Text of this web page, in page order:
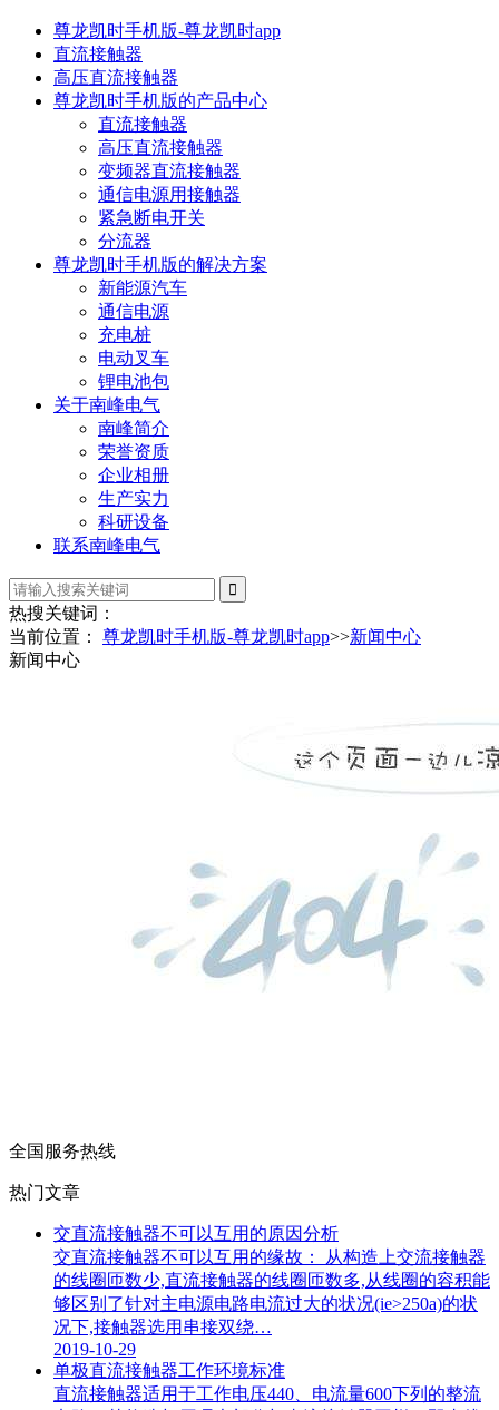
尊龙凯时手机版-尊龙凯时app
直流接触器
高压直流接触器
尊龙凯时手机版的产品中心
直流接触器
高压直流接触器
变频器直流接触器
通信电源用接触器
紧急断电开关
分流器
尊龙凯时手机版的解决方案
新能源汽车
通信电源
充电桩
电动叉车
锂电池包
关于南峰电气
南峰简介
荣誉资质
企业相册
生产实力
科研设备
联系南峰电气
热搜关键词：
当前位置：
尊龙凯时手机版-尊龙凯时app>>新闻中心
新闻中心
全国服务热线
热门文章
交直流接触器不可以互用的原因分析
交直流接触器不可以互用的缘故： 从构造上交流接触器
的线圈匝数少,直流接触器的线圈匝数多,从线圈的容积能
够区别了针对主电源电路电流过大的状况(ie>250a)的状
况下,接触器选用串接双绕…
2019-10-29
单极直流接触器工作环境标准
直流接触器适用于工作电压440、电流量600下列的整流